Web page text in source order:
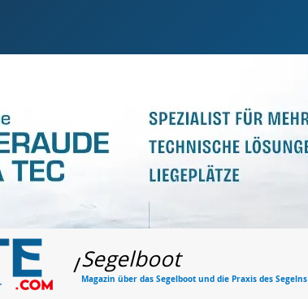
/Segelboot
Magazin über das Segelboot und die Praxis des Segelns